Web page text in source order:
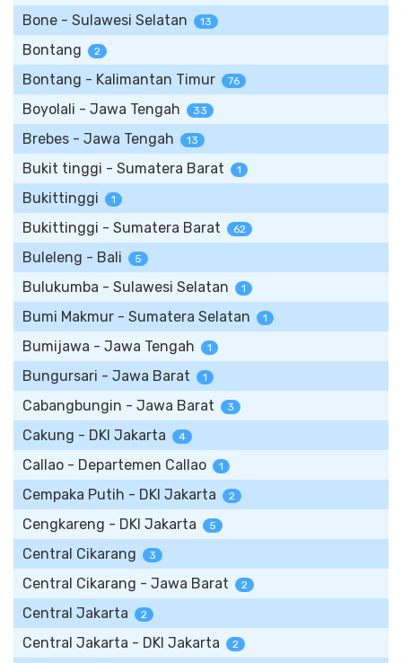
Bone - Sulawesi Selatan 13
Bontang 2
Bontang - Kalimantan Timur 76
Boyolali - Jawa Tengah 33
Brebes - Jawa Tengah 13
Bukit tinggi - Sumatera Barat 1
Bukittinggi 1
Bukittinggi - Sumatera Barat 62
Buleleng - Bali 5
Bulukumba - Sulawesi Selatan 1
Bumi Makmur - Sumatera Selatan 1
Bumijawa - Jawa Tengah 1
Bungursari - Jawa Barat 1
Cabangbungin - Jawa Barat 3
Cakung - DKI Jakarta 4
Callao - Departemen Callao 1
Cempaka Putih - DKI Jakarta 2
Cengkareng - DKI Jakarta 5
Central Cikarang 3
Central Cikarang - Jawa Barat 2
Central Jakarta 2
Central Jakarta - DKI Jakarta 2